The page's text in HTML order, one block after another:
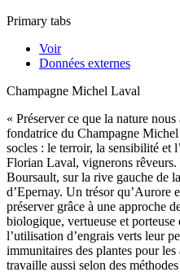
Primary tabs
Voir
Données externes
Champagne Michel Laval
« Préserver ce que la nature
fondatrice du Champagne
socles : le terroir, la sensibilité et
Florian Laval, vignerons
Boursault, sur la rive gauche de
d’Epernay. Un trésor qu’Aurore
préserver grâce à une approche
biologique, vertueuse et porteuse
l’utilisation d’engrais verts leur
immunitaires des plantes pour
travaille aussi selon des